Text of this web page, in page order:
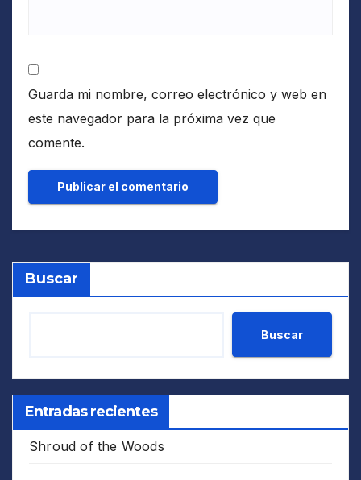
Guarda mi nombre, correo electrónico y web en
este navegador para la próxima vez que
comente.
Buscar
Buscar
Entradas recientes
Shroud of the Woods